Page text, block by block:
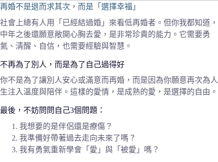
再婚不是退而求其次，而是「選擇幸福」
社會上總有人用「已經結過婚」來看低再婚者。但你我都知道，
中年之後還願意敞開心胸去愛，是非常珍貴的能力。它需要勇
氣、清醒、自信，也需要經驗與智慧。
不再為了別人，而是為了自己過得好
你不是為了讓別人安心或滿意而再婚，而是因為你願意再次為人
生注入溫度與陪伴。這樣的愛情，是成熟的愛，是選擇的自由。
最後，不妨問問自己3個問題：
我想要的是伴侶還是療傷？
我準備好帶著過去走向未來了嗎？
我有勇氣重新學會「愛」與「被愛」嗎？